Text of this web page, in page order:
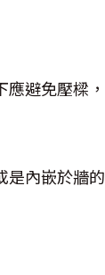
避免壓樑，
是內嵌於牆的